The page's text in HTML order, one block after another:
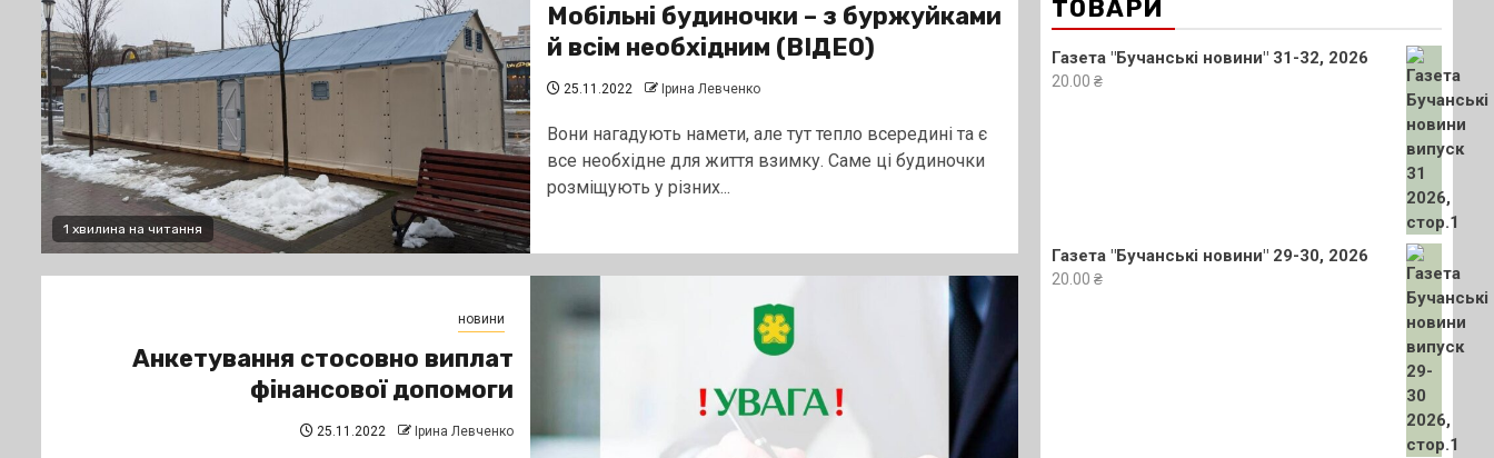
1 хвилина на читання
Мобільні будиночки – з буржуйками
й всім необхідним (ВІДЕО)
25.11.2022 Ірина Левченко
Вони нагадують намети, але тут тепло всередині та є
все необхідне для життя взимку. Саме ці будиночки
розміщують у різних...
новини
Анкетування стосовно виплат
фінансової допомоги
25.11.2022 Ірина Левченко
ТОВАРИ
Газета "Бучанські новини" 31-32, 2026
20.00 ₴
Газета "Бучанські новини" 29-30, 2026
20.00 ₴